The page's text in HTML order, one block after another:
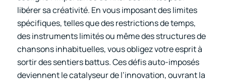
libérer sa créativité. En vous imposant des limites
spécifiques, telles que des restrictions de temps,
des instruments limités ou même des structures de
chansons inhabituelles, vous obligez votre esprit à
sortir des sentiers battus. Ces défis auto-imposés
deviennent le catalyseur de l’innovation, ouvrant la